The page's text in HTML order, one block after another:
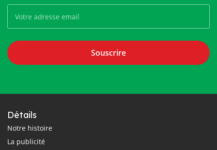
Souscrire
Détails
Notre histoire
La publicité